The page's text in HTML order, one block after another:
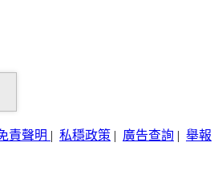
責聲明 | 私穩政策 | 廣告查詢 | 舉報